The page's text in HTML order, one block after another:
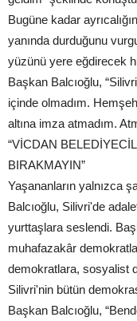
Bugüne kadar
yanında durduğunu
yüzünü yere eğdirecek
Başkan Balcıoğlu,
içinde olmadım.
altına imza atmadım.
“VİCDAN
BIRAKMAYIN”
Yaşananların yalnızca
Balcıoğlu, Silivri'de
yurttaşlara seslendi.
muhafazakâr
demokratlara, sosyalist
Silivri'nin bütün
Başkan Balcıoğlu,